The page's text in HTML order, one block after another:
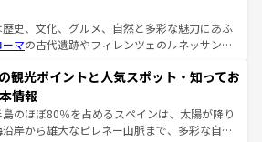
史、文化、グルメ、自然と多彩な魅力にあふ
ーマの古代遺跡やフィレンツェのルネッサンス
カーナの美しい田園風景やアマルフィ海岸の絶
景観も見逃せない。観光の合間には、本場の
タなど、絶品のイタリア料理を堪能することも
覚めてから夜眠るまで、すべての瞬間を楽し
観光ポイントと人気スポット・知ってお
情報
のほぼ80％を占めるスペインは、太陽が降り
岸から雄大なピレネー山脈まで、多彩な自然